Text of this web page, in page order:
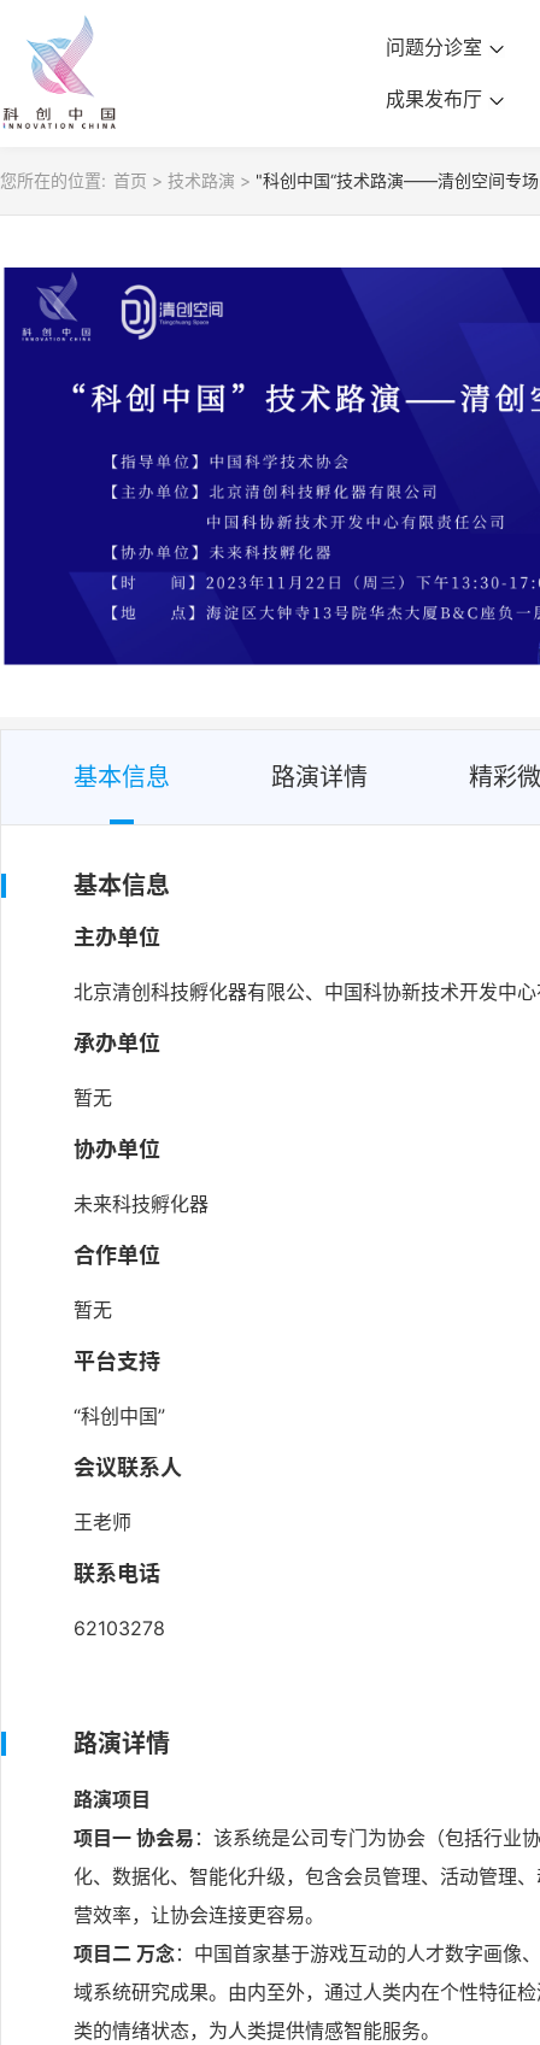
问题分诊室
成果发布厅
您所在的位置: 首页 > 技术路演 > "科创中国“技术路演——清创空间专场
基本信息 路演详情 精彩
基本信息
主办单位
北京清创科技孵化器有限公、中国科协新技术开发中
承办单位
暂无
协办单位
未来科技孵化器
合作单位
暂无
平台支持
“科创中国”
会议联系人
王老师
联系电话
62103278
路演详情
路演项目
项目一 协会易 ：该系统是公司专门为协会（包括行业
化、数据化、智能化升级，包含会员管理、活动管理
营效率，让协会连接更容易。
项目二 万念：中国首家基于游戏互动的人才数字画像
域系统研究成果。由内至外，通过人类内在个性特征
类的情绪状态，为人类提供情感智能服务。